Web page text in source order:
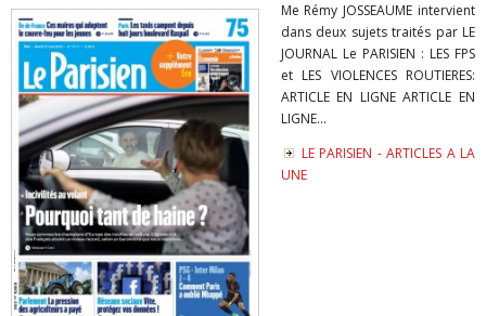
Me Rémy JOSSEAUME intervient
dans deux sujets traités par LE
JOURNAL Le PARISIEN : LES FPS
et LES VIOLENCES ROUTIERES:
ARTICLE EN LIGNE ARTICLE EN
LIGNE...
LE PARISIEN - ARTICLES A LA
UNE